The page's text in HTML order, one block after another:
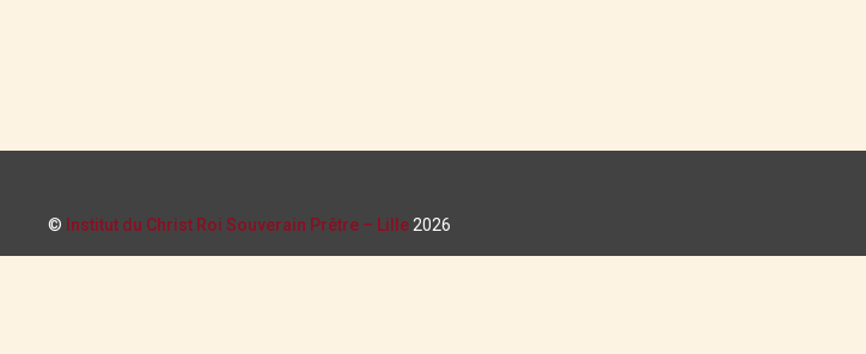
© Institut du Christ Roi Souverain Prêtre – Lille 2026